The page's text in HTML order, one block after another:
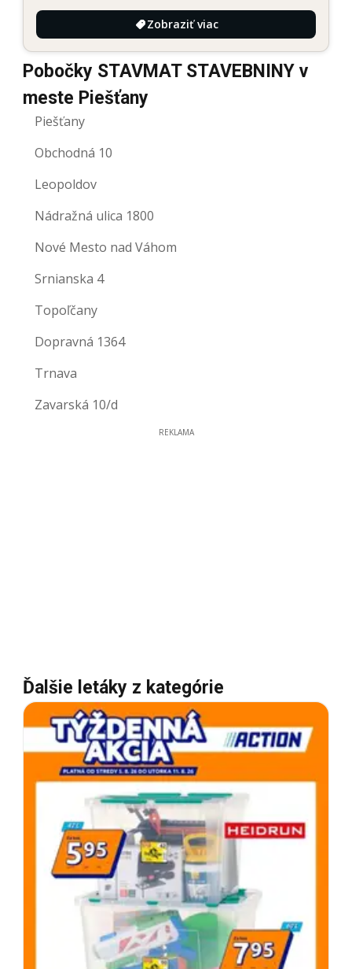
Zobraziť viac
Pobočky STAVMAT STAVEBNINY v
meste Piešťany
Piešťany
Obchodná 10
Leopoldov
Nádražná ulica 1800
Nové Mesto nad Váhom
Srnianska 4
Topoľčany
Dopravná 1364
Trnava
Zavarská 10/d
REKLAMA
Ďalšie letáky z kategórie